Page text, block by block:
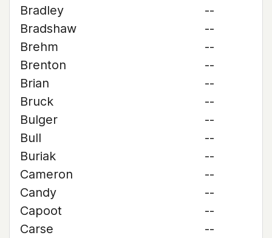
Bradley
--
Bradshaw
--
Brehm
--
Brenton
--
Brian
--
Bruck
--
Bulger
--
Bull
--
Buriak
--
Cameron
--
Candy
--
Capoot
--
Carse
--